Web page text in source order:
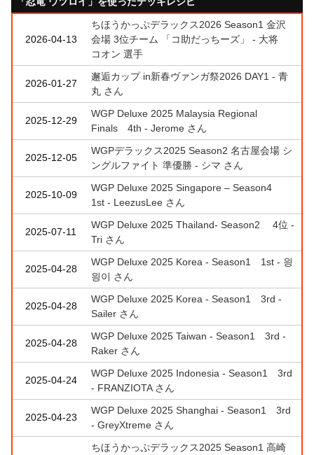
2026-04-13
ちほうかっぷデラックス2026 Season1 金沢
会場 3位チーム 「コ助だっちーズ」 - 大将
コオン 選手
2026-01-27
邂逅カップ in新春ヴァンガ祭2026 DAY1 - 青
丸 さん
2025-12-29
WGP Deluxe 2025 Malaysia Regional
Finals 4th - Jerome さん
2025-12-05
WGPデラックス2025 Season2 名古屋会場 シ
ングルファイト 準優勝 - シマ さん
2025-10-09
WGP Deluxe 2025 Singapore – Season4
1st - LeezusLee さん
2025-07-11
WGP Deluxe 2025 Thailand- Season2 4位 -
Tri さん
2025-04-28
WGP Deluxe 2025 Korea - Season1 1st - 읭
읭이 さん
2025-04-28
WGP Deluxe 2025 Korea - Season1 3rd -
Sailer さん
2025-04-28
WGP Deluxe 2025 Taiwan - Season1 3rd -
Raker さん
2025-04-24
WGP Deluxe 2025 Indonesia - Season1 3rd
- FRANZIOTA さん
2025-04-23
WGP Deluxe 2025 Shanghai - Season1 3rd
- GreyXtreme さん
ちほうかっぷデラックス2025 Season1 高崎